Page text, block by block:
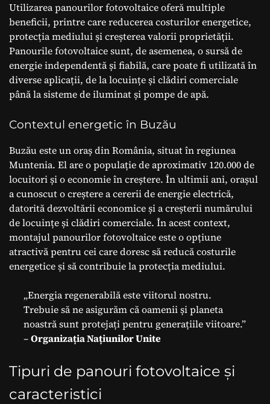
Utilizarea panourilor fotovoltaice oferă multiple
beneficii, printre care reducerea costurilor energetice,
protecția mediului și creșterea valorii proprietății.
Panourile fotovoltaice sunt, de asemenea, o sursă de
energie independentă și fiabilă, care poate fi utilizată în
diverse aplicații, de la locuințe și clădiri comerciale
până la sisteme de iluminat și pompe de apă.
Contextul energetic în Buzău
Buzău este un oraș din România, situat în regiunea
Muntenia. El are o populație de aproximativ 120.000 de
locuitori și o economie în creștere. În ultimii ani, orașul
a cunoscut o creștere a cererii de energie electrică,
datorită dezvoltării economice și a creșterii numărului
de locuințe și clădiri comerciale. În acest context,
montajul panourilor fotovoltaice este o opțiune
atractivă pentru cei care doresc să reducă costurile
energetice și să contribuie la protecția mediului.
„Energia regenerabilă este viitorul nostru.
Trebuie să ne asigurăm că oamenii și planeta
noastră sunt protejați pentru generațiile viitoare.”
–Organizația Națiunilor Unite
Tipuri de panouri fotovoltaice și
caracteristici